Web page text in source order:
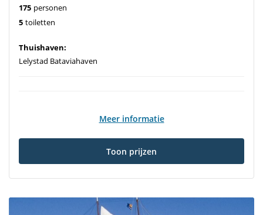
175 personen
5 toiletten
Thuishaven:
Lelystad Bataviahaven
Meer informatie
Toon prijzen